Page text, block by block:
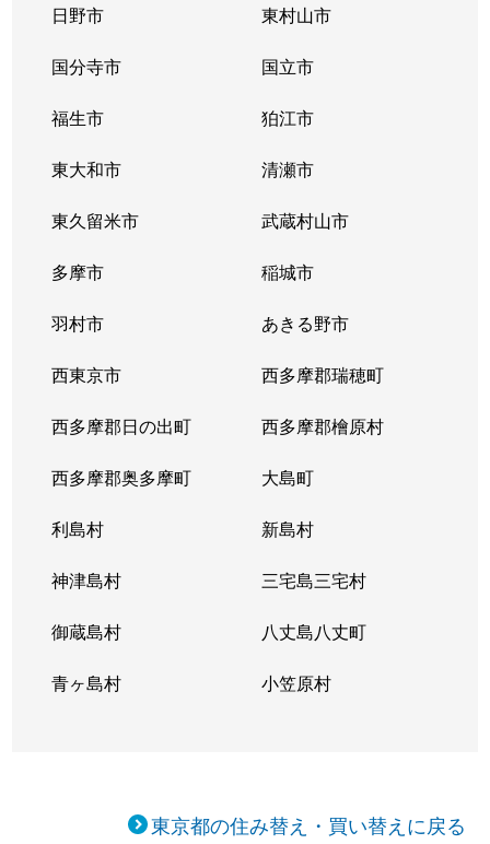
日野市 東村山市
国分寺市 国立市
福生市 狛江市
東大和市 清瀬市
東久留米市 武蔵村山市
多摩市 稲城市
羽村市 あきる野市
西東京市 西多摩郡瑞穂町
西多摩郡日の出町 西多摩郡檜原村
西多摩郡奥多摩町 大島町
利島村 新島村
神津島村 三宅島三宅村
御蔵島村 八丈島八丈町
青ヶ島村 小笠原村
東京都の住み替え・買い替えに戻る